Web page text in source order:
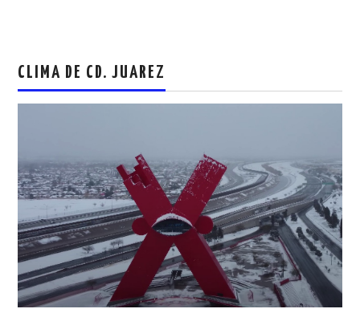
CLIMA DE CD. JUAREZ